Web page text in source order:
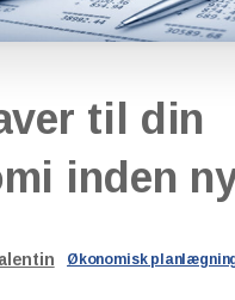
til din
inden
Økonomisk